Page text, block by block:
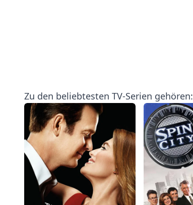
Zu den beliebtesten TV-Serien gehören: